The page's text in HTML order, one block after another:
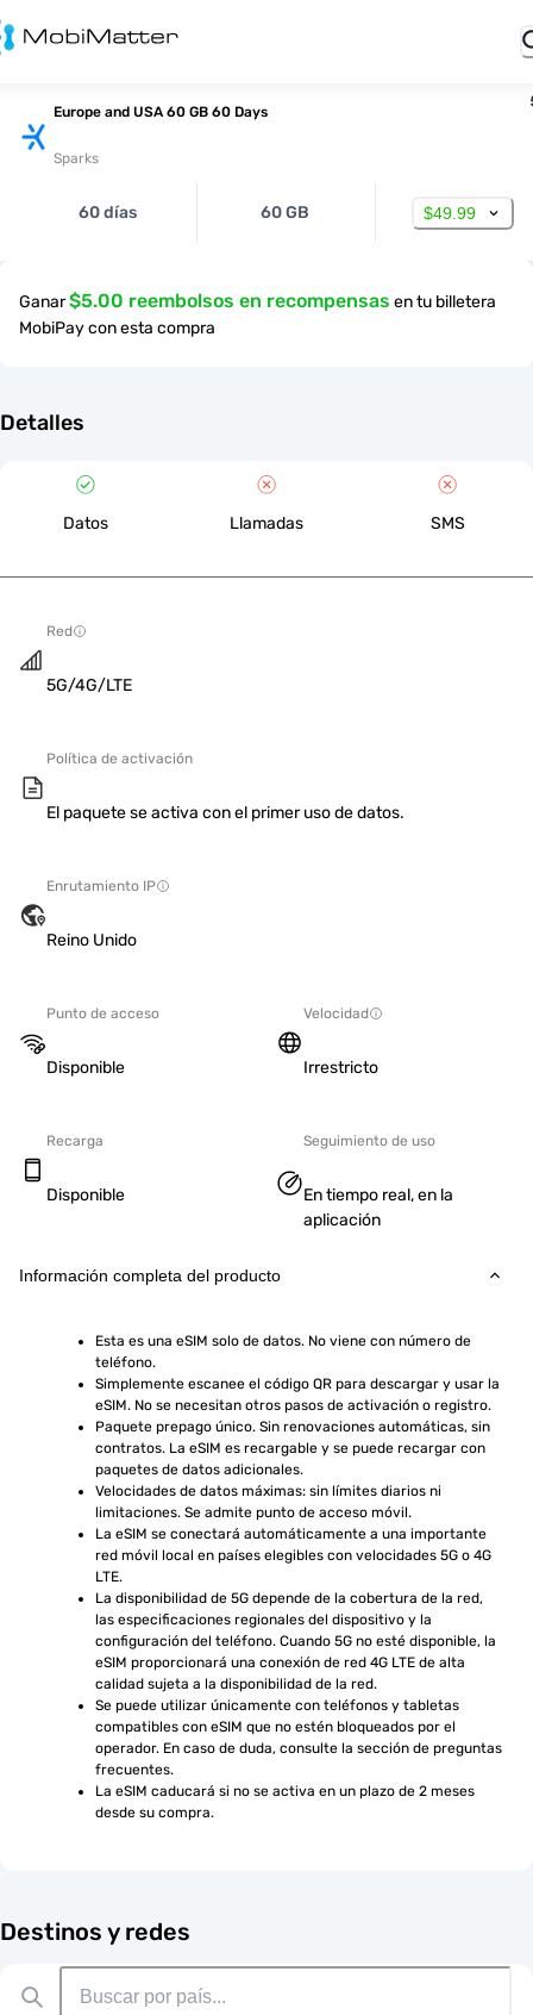
Europe and USA 60 GB 60 Days
Sparks
60 días 60 GB $49.99
Ganar$5.00 reembolsos en recompensas en tu billetera
MobiPay con esta compra
Detalles
Datos Llamadas SMS
Red
5G/4G/LTE
Política de activación
El paquete se activa con el primer uso de datos.
Enrutamiento IP
Reino Unido
Punto de acceso
Disponible
Velocidad
Irrestricto
Recarga
Disponible
Seguimiento de uso
En tiempo real, en la
aplicación
Información completa del producto
Esta es una eSIM solo de datos. No viene con número de
teléfono.
Simplemente escanee el código QR para descargar y usar la
eSIM. No se necesitan otros pasos de activación o registro.
Paquete prepago único. Sin renovaciones automáticas, sin
contratos. La eSIM es recargable y se puede recargar con
paquetes de datos adicionales.
Velocidades de datos máximas: sin límites diarios ni
limitaciones. Se admite punto de acceso móvil.
La eSIM se conectará automáticamente a una importante
red móvil local en países elegibles con velocidades 5G o 4G
LTE.
La disponibilidad de 5G depende de la cobertura de la red,
las especificaciones regionales del dispositivo y la
configuración del teléfono. Cuando 5G no esté disponible, la
eSIM proporcionará una conexión de red 4G LTE de alta
calidad sujeta a la disponibilidad de la red.
Se puede utilizar únicamente con teléfonos y tabletas
compatibles con eSIM que no estén bloqueados por el
operador. En caso de duda, consulte la sección de preguntas
frecuentes.
La eSIM caducará si no se activa en un plazo de 2 meses
desde su compra.
Destinos y redes